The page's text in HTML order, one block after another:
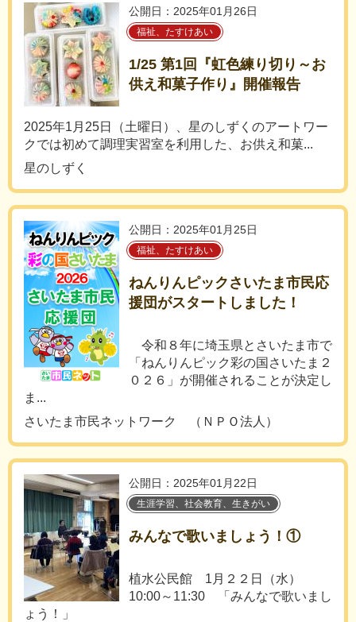
公開日：2025年01月26日
福祉、たすけあい
1/25 第1回『虹色練り切り～お
供え和菓子作り』開催報告
2025年1月25日（土曜日）、星のしずくのアートワー
クでは初めて調理実習室を利用した、お供え和菓...
星のしずく
公開日：2025年01月25日
福祉、たすけあい
ねんりんピックさいたま市民応
援団がスタートしました！
令和８年に埼玉県とさいたま市で
「ねんりんピック彩の国さいたま２
０２６」が開催されることが決定し
ま...
さいたま市民ネットワーク （ＮＰＯ法人）
公開日：2025年01月22日
生涯学習、社会教育、生きがい
みんなで歌いましょう！①
植水公民館 1月２２日（水）
10:00～11:30 「みんなで歌いまし
ょう！」